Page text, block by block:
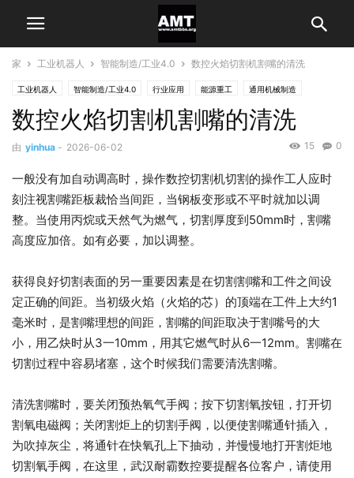
家 工业机器人 智能制造/工业4.0 数控火焰切割机割嘴的清洗
工业机器人 智能制造/工业4.0 行业应用 能源重工 通用机械制造
数控火焰切割机割嘴的清洗
由 yinhua - 2026-06-02 0
15
一般没有加自动调高时，操作数控切割机切割的操作工人应时
刻注视割嘴距板裁恰当间距，当钢板变形或不平时就加以调
整。当使用丙烷或天然气为燃气，切割厚度到50mm时，割嘴
高度应加倍。如有必要，加以调整。
获得良好切割表面的另一重要因素是在切割割嘴和工件之间设
定正确的间距。当初级火焰（火焰的芯）的顶端在工件上大约1
毫米时，是割嘴理想的间距，割嘴的间距取决于割嘴号的大
小，用乙炔时从3一10mm，用其它燃气时从6一12mm。割嘴在
切割过程中容易堵塞，这个时候我们需要清洗割嘴。
清洗割嘴时，要关闭预热氧气手阀；按下切割氧按钮，打开切
割氧电磁阀；关闭割炬上的切割手阀，以便使割嘴通针插入，
为吹掉灰尘，将通针在快氧孔上下抽动，并慢慢地打开割炬地
切割氧手阀，在这里，武汉耐霸数控要提醒各位客户，请使用